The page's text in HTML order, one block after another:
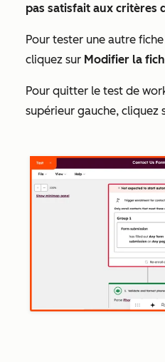
pas satisfait aux critères
Pour tester une autre
cliquez sur Modifier la
Pour quitter le test de
supérieur gauche, cliquez